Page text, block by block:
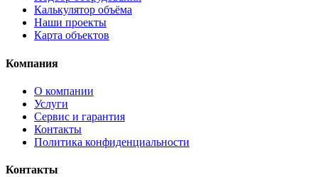
Калькулятор объёма
Наши проекты
Карта объектов
Компания
О компании
Услуги
Сервис и гарантия
Контакты
Политика конфиденциальности
Контакты